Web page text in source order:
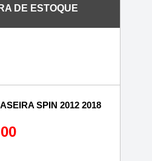
DE ESTOQUE
SPIN 2012 2018